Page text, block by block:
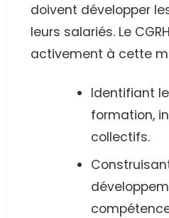
doivent développer
leurs salariés. Le
activement à cette
Identifiant
formation,
collectifs.